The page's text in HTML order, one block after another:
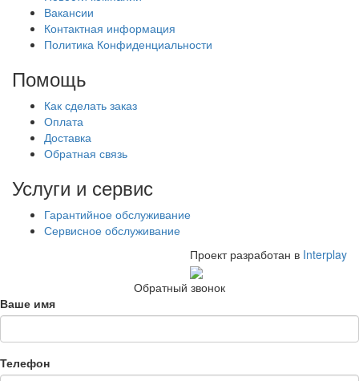
Вакансии
Контактная информация
Политика Конфиденциальности
Помощь
Как сделать заказ
Оплата
Доставка
Обратная связь
Услуги и сервис
Гарантийное обслуживание
Сервисное обслуживание
Проект разработан в Interplay
Обратный звонок
Ваше имя
Телефон